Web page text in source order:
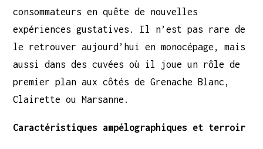
consommateurs en quête de nouvelles
expériences gustatives. Il n’est pas rare de
le retrouver aujourd’hui en monocépage, mais
aussi dans des cuvées où il joue un rôle de
premier plan aux côtés de Grenache Blanc,
Clairette ou Marsanne.
Caractéristiques ampélographiques et terroir